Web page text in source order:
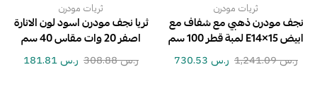
ثريات مودرن
نجف مودرن ذهبي مع شفاف مع
ابيض E14×15 لمبة قطر 100 سم
ر.س1,241.09 ر.س
ثريات مودرن
ثريا نجف مودرن اسود لون الانارة
اصفر 20 وات مقاس 40 سم
ر.س308.88 ر.س